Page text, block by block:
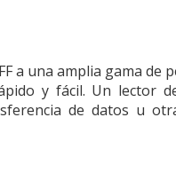
a una amplia gama de
y fácil. Un lector
de datos u